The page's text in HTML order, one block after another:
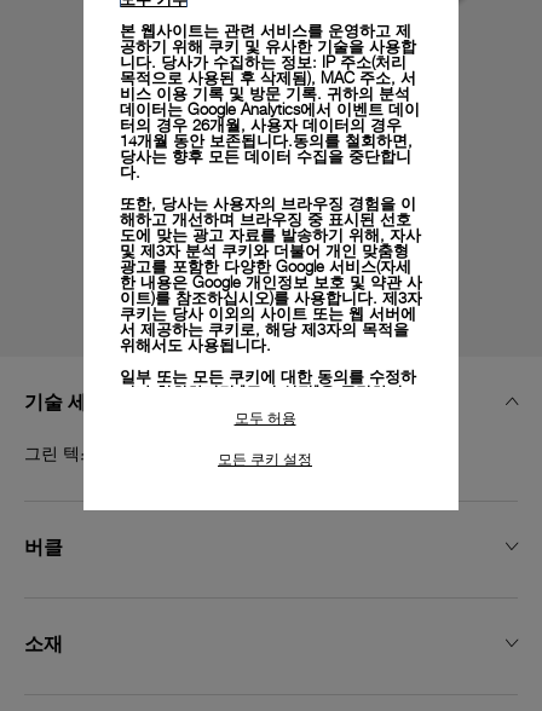
기술 세부 정보
그린 텍스타일, XL, 24/22
버클
소재
본 웹사이트는 관련 서비스를 운영하고 제
공하기 위해 쿠키 및 유사한 기술을 사용합
니다. 당사가 수집하는 정보: IP 주소(처리
목적으로 사용된 후 삭제됨), MAC 주소, 서
비스 이용 기록 및 방문 기록. 귀하의 분석
데이터는 Google Analytics에서 이벤트 데이
터의 경우 26개월, 사용자 데이터의 경우
14개월 동안 보존됩니다.동의를 철회하면,
당사는 향후 모든 데이터 수집을 중단합니
다.
또한, 당사는 사용자의 브라우징 경험을 이
해하고 개선하며 브라우징 중 표시된 선호
도에 맞는 광고 자료를 발송하기 위해, 자사
및 제3자 분석 쿠키와 더불어 개인 맞춤형
광고를 포함한 다양한 Google 서비스(자세
한 내용은 Google 개인정보 보호 및 약관 사
이트)를 참조하십시오)를 사용합니다. 제3자
쿠키는 당사 이외의 사이트 또는 웹 서버에
서 제공하는 쿠키로, 해당 제3자의 목적을
위해서도 사용됩니다.
일부 또는 모든 쿠키에 대한 동의를 수정하
거나 철회하려면 "쿠키 설정"을 클릭하거
수집하는 정보" 섹션을 참조하여 자세히 알
모든 쿠키의 사용에 동의하시려면 "모두 허
모두 허용
모든 쿠키 설정